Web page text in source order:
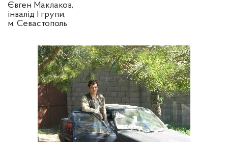
Євген Маклаков,
інвалід І групи,
м. Севастополь